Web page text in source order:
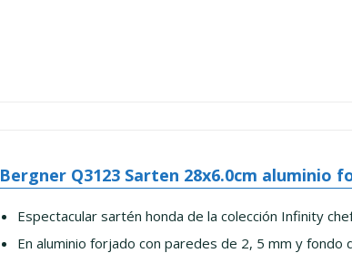
Bergner Q3123 Sarten 28x6.0cm aluminio
Espectacular sartén honda de la colección Infinity
En aluminio forjado con paredes de 2, 5 mm y fondo